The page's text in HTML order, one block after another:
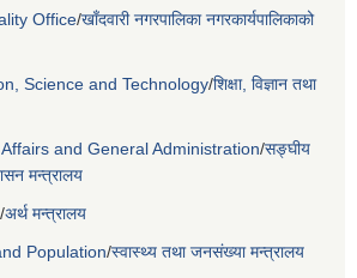
Office/खाँदवारी नगरपालिका नगरकार्यपालिकाको
Science and Technology/शिक्षा, विज्ञान तथा
and General Administration/सङ्घीय
मन्त्रालय
/अर्थ मन्त्रालय
Population/स्वास्थ्य तथा जनसंख्या मन्त्रालय